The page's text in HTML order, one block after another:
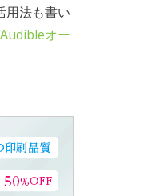
用法も書い
Audibleオー